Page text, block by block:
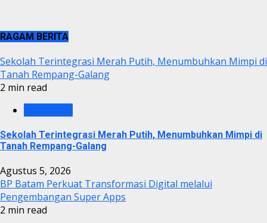
RAGAM BERITA
Sekolah Terintegrasi Merah Putih, Menumbuhkan Mimpi di
Tanah Rempang-Galang
2 min read
Sekolah Terintegrasi Merah Putih, Menumbuhkan Mimpi di
Tanah Rempang-Galang
Agustus 5, 2026
BP Batam Perkuat Transformasi Digital melalui
Pengembangan Super Apps
2 min read